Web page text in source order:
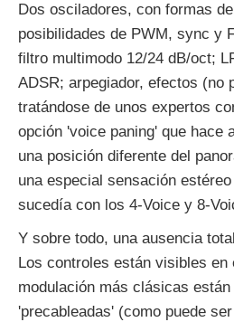
Dos osciladores, con formas
posibilidades de PWM, sync y
filtro multimodo 12/24 dB/oct;
ADSR; arpegiador, efectos (no
tratándose de unos expertos
opción 'voice paning' que hace
una posición diferente del
una especial sensación
sucedía con los 4-Voice y 8-
Y sobre todo, una ausencia
Los controles están visibles
modulación más clásicas están
'precableadas' (como puede